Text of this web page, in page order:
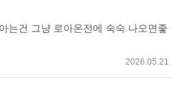
는건 그냥 로아온전에 숙숙 나오면좋
2026.05.21